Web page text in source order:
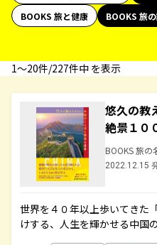
BOOKS 旅と健康
BOOKS 旅
1〜20件/227件中 を表示
悠久の教
絶景１０
BOOKS 旅の
2022.12.15
世界を４０年以上歩いてきた
けする、人生を輝かせる中国